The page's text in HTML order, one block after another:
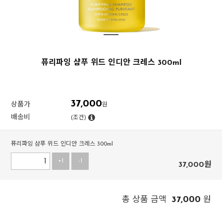
퓨리파잉 샴푸 위드 인디안 크레스 300ml
상품가 37,000원
배송비 (조건)
퓨리파잉 샴푸 위드 인디안 크레스 300ml
+1 -1 37,000원
총 상품 금액 37,000 원